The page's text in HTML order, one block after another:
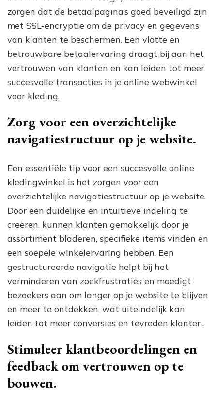
zorgen dat de betaalpagina’s goed beveiligd zijn
met SSL-encryptie om de privacy en gegevens
van klanten te beschermen. Een vlotte en
betrouwbare betaalervaring draagt bij aan het
vertrouwen van klanten en kan leiden tot meer
succesvolle transacties in je online webwinkel
voor kleding.
Zorg voor een overzichtelijke
navigatiestructuur op je website.
Een essentiële tip voor een succesvolle online
kledingwinkel is het zorgen voor een
overzichtelijke navigatiestructuur op je website.
Door een duidelijke en intuïtieve indeling te
creëren, kunnen klanten gemakkelijk door je
assortiment bladeren, specifieke items vinden en
een soepele winkelervaring hebben. Een
gestructureerde navigatie helpt bij het
verminderen van zoekfrustraties en moedigt
bezoekers aan om langer op je website te blijven
en meer te ontdekken, wat uiteindelijk kan
leiden tot meer conversies en tevreden klanten.
Stimuleer klantbeoordelingen en
feedback om vertrouwen op te
bouwen.